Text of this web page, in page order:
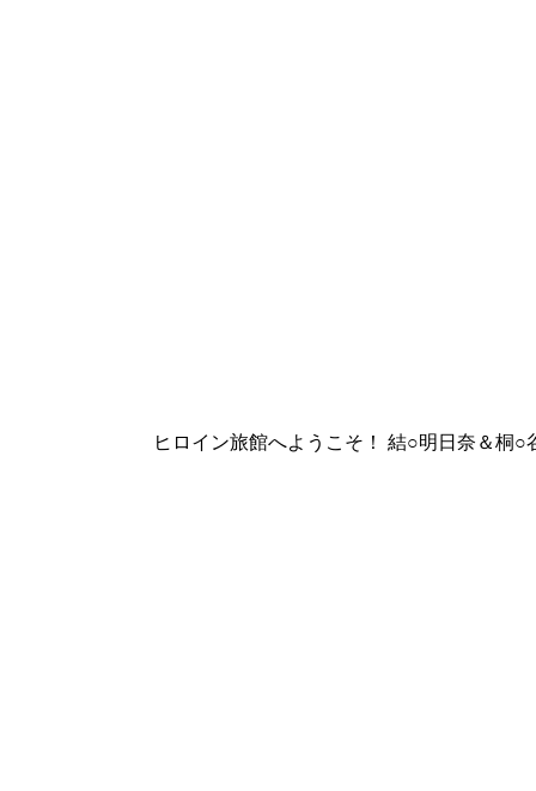
ヒロイン旅館へようこそ！ 結○明日奈＆桐○